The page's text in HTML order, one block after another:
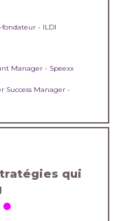
fondateur - ILDI
Manager - Speexx
Success Manager -
qui